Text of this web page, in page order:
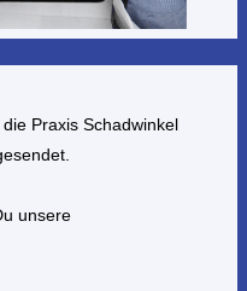
Praxis Schadwinkel
unsere